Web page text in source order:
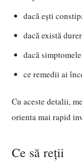
dacă ești
dacă există
dacă
ce remedii ai
Cu aceste detalii,
orienta mai rapid
Ce să reții